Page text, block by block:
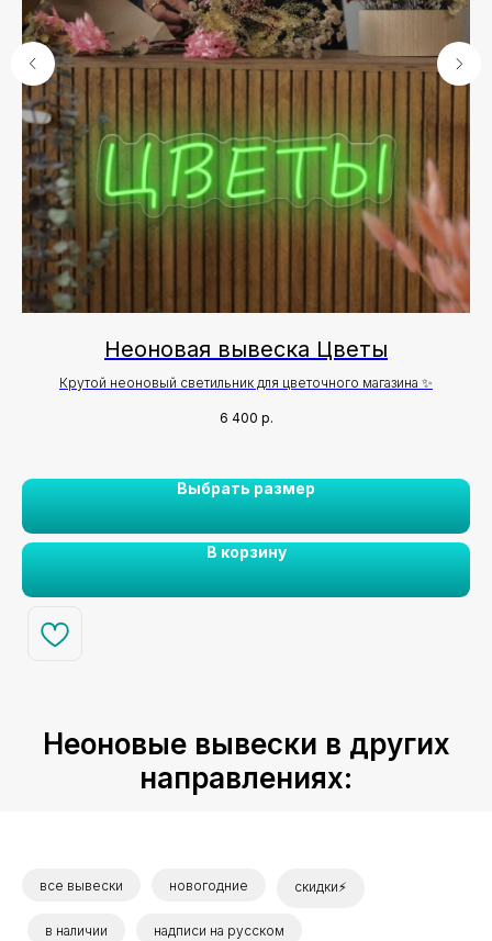
Неоновая вывеска Цветы
Крутой неоновый светильник для цветочного магазина ✨
6 400 р.
Выбрать размер
В корзину
Неоновые вывески в других
направлениях:
все вывески новогодние скидки⚡
в наличии надписи на русском